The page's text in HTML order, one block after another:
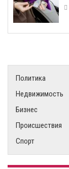
Политика
Недвижимость
Бизнес
Происшествия
Спорт